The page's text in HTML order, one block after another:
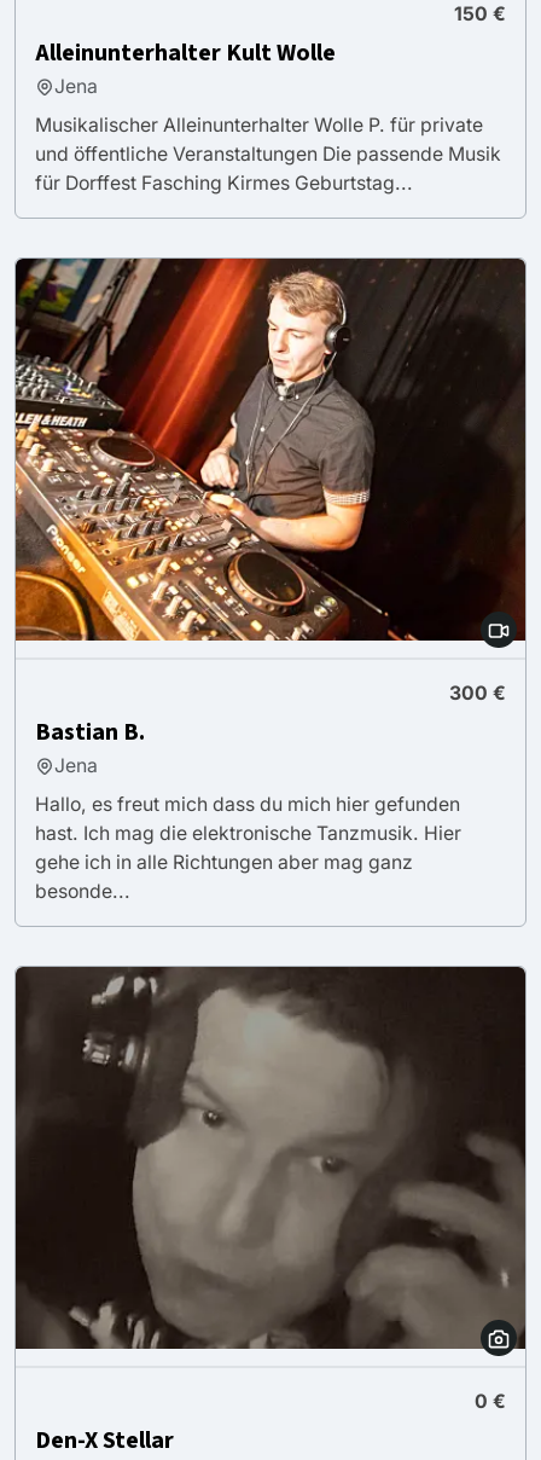
150 €
Alleinunterhalter Kult Wolle
Jena
Musikalischer Alleinunterhalter Wolle P. für private
und öffentliche Veranstaltungen Die passende Musik
für Dorffest Fasching Kirmes Geburtstag...
300 €
Bastian B.
Jena
Hallo, es freut mich dass du mich hier gefunden
hast. Ich mag die elektronische Tanzmusik. Hier
gehe ich in alle Richtungen aber mag ganz
besonde...
0 €
Den-X Stellar